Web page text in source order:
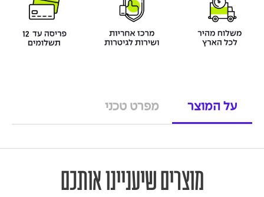
על המוצר מפרט טכני
מוצרים שיעניינו אותכם